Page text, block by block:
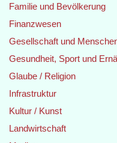
Familie und Bevölkerung
Finanzwesen
Gesellschaft und
Gesundheit, Sport und
Glaube / Religion
Infrastruktur
Kultur / Kunst
Landwirtschaft